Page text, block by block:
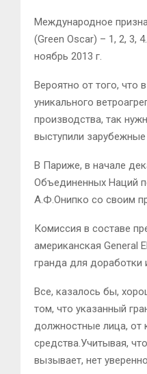
Международное
(Green Oscar) – 1, 2, 3,
ноябрь 2013 г.
Вероятно от того, что
уникального
производства, так
выступили зарубежные
В Париже, в начале
Объединенных Наций
А.Ф.Онипко со своим
Комиссия в составе
американская General
гранда для доработки
Все, казалось бы,
том, что указанный
должностные лица, от
средства.Учитывая,
вызывает, нет